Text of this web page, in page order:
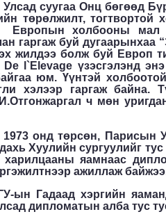
суугаа Онц бөгөөд
төрөлжилт, тогтвортой
холбооны мал
гаргаж буй дугаарынхаа
жилдээ болж буй Европ
De l`Elevage үзэсгэлэнд
юм. Үүнтэй
хэлээр гаргаж байна.
ч мөн
1973 онд төрсөн, Парисын
Хуулийн сургуулийг тус
яамнаас
ажиллаж
ын Гадаад хэргийн
дипломатын алба тус